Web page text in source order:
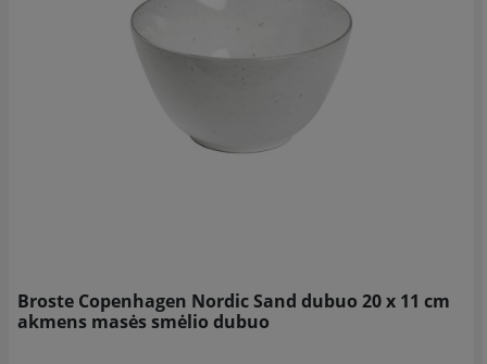
Broste Copenhagen Nordic Sand dubuo 20 x 11 cm
akmens masės smėlio dubuo